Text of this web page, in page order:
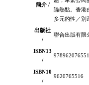
簡介 /
論熱點。香港
多元的性／別
出版社
/
聯合出版有限
ISBN13
/
ISBN10
/
9620765516